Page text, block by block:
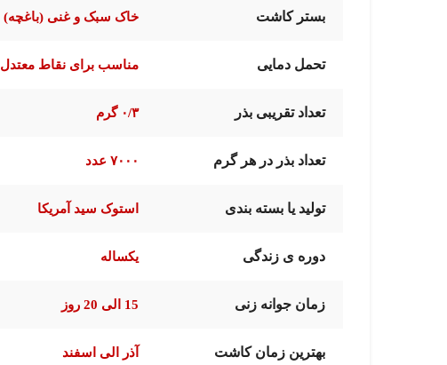
بستر کاشت خاک سبک و غنی (باغچه)
تحمل دمایی مناسب برای نقاط معتدل
تعداد تقریبی بذر ۰/۳ گرم
تعداد بذر در هر گرم ۷۰۰۰ عدد
تولید یا بسته بندی استوک سید آمریکا
دوره ی زندگی یکساله
زمان جوانه زنی 15 الی 20 روز
بهترین زمان کاشت آذر الی اسفند